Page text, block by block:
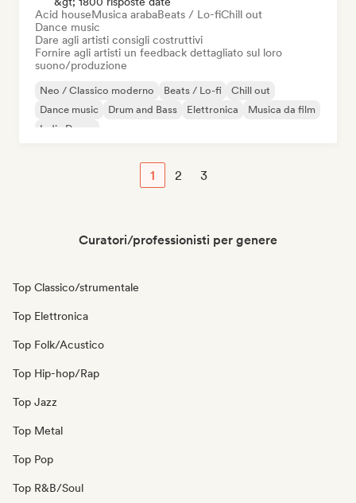
Acid houseMusica arabaBeats / Lo-fiChill out
Dance music
Dare agli artisti consigli costruttivi
Fornire agli artisti un feedback dettagliato sul loro
suono/produzione
Neo / Classico moderno Beats / Lo-fi
Chill out
Dance music
Drum and Bass Elettronica
Musica da film
Indie Dance
1 2 3
Curatori/professionisti per genere
Top Classico/strumentale
Top Elettronica
Top Folk/Acustico
Top Hip-hop/Rap
Top Jazz
Top Metal
Top Pop
Top R&B/Soul